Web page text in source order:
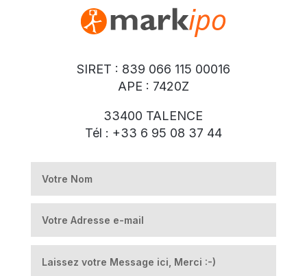
SIRET : 839 066 115 00016
APE : 7420Z
33400 TALENCE
Tél : +33 6 95 08 37 44